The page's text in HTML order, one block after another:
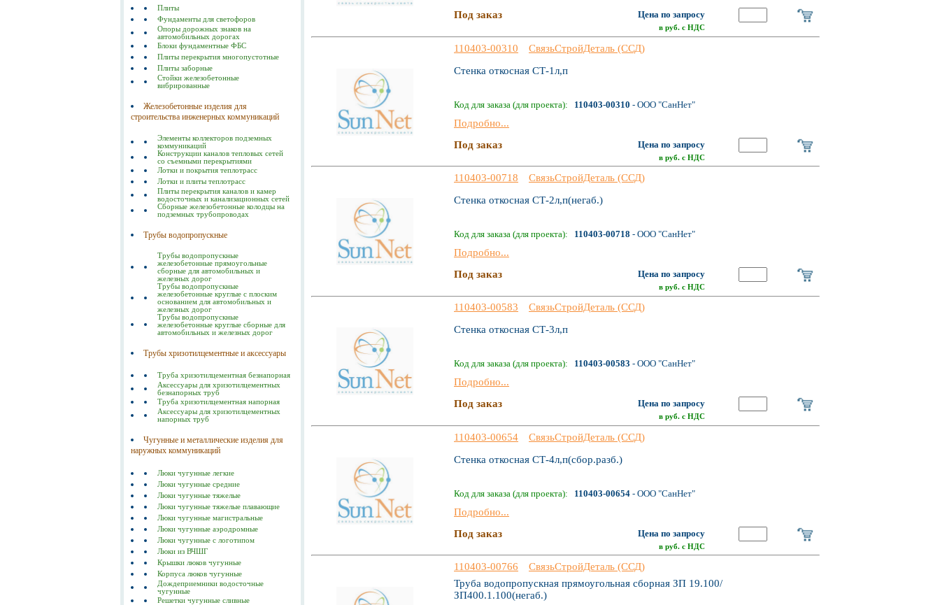
Плиты
Фундаменты для светофоров
Опоры дорожных знаков на
автомобильных дорогах
Блоки фундаментные ФБС
Плиты перекрытия многопустотные
Плиты заборные
Стойки железобетонные
вибрированные
Железобетонные изделия для
строительства инженерных коммуникаций
Элементы коллекторов подземных
коммуникаций
Конструкции каналов тепловых сетей
со съемными перекрытиями
Лотки и покрытия теплотрасс
Лотки и плиты теплотрасс
Плиты перекрытия каналов и камер
водосточных и канализационных сетей
Сборные железобетонные колодцы на
подземных трубопроводах
Трубы водопропускные
Трубы водопропускные
железобетонные прямоугольные
сборные для автомобильных и
железных дорог
Трубы водопропускные
железобетонные круглые с плоским
основанием для автомобильных и
железных дорог
Трубы водопропускные
железобетонные круглые сборные для
автомобильных и железных дорог
Трубы хризотилцементные и аксессуары
Труба хризотилцементная безнапорная
Аксессуары для хризотилцементных
безнапорных труб
Труба хризотилцементная напорная
Аксессуары для хризотилцементных
напорных труб
Чугунные и металлические изделия для
наружных коммуникаций
Люки чугунные легкие
Люки чугунные средние
Люки чугунные тяжелые
Люки чугунные тяжелые плавающие
Люки чугунные магистральные
Люки чугунные аэродромные
Люки чугунные с логотипом
Люки из ВЧШГ
Крышки люков чугунные
Корпуса люков чугунные
Дождеприемники водосточные
чугунные
Решетки чугунные сливные
Под заказ
Цена по запросу
в руб. с НДС
110403-00310
СвязьСтройДеталь (ССД)
Стенка откосная СТ-1л,п
Код для заказа (для проекта): 110403-00310 - ООО "СанНет"
Подробно...
Под заказ
Цена по запросу
в руб. с НДС
110403-00718
СвязьСтройДеталь (ССД)
Стенка откосная СТ-2л,п(негаб.)
Код для заказа (для проекта): 110403-00718 - ООО "СанНет"
Подробно...
Под заказ
Цена по запросу
в руб. с НДС
110403-00583
СвязьСтройДеталь (ССД)
Стенка откосная СТ-3л,п
Код для заказа (для проекта): 110403-00583 - ООО "СанНет"
Подробно...
Под заказ
Цена по запросу
в руб. с НДС
110403-00654
СвязьСтройДеталь (ССД)
Стенка откосная СТ-4л,п(сбор.разб.)
Код для заказа (для проекта): 110403-00654 - ООО "СанНет"
Подробно...
Под заказ
Цена по запросу
в руб. с НДС
110403-00766
СвязьСтройДеталь (ССД)
Труба водопропускная прямоугольная сборная ЗП 19.100/
ЗП400.1.100(негаб.)